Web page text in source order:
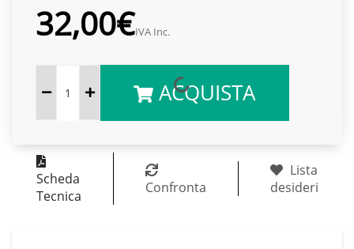
32,00€IVA Inc.
ACQUISTA
Scheda
Tecnica
Confronta
Lista
desideri